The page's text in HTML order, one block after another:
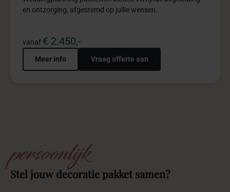
en ontzorging, afgestemd op jullie wensen.
vanaf € 2.450,-
Meer info Vraag offerte aan
persoonlijk
Stel jouw decoratiepakket samen?